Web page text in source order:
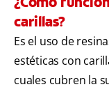
carillas?
Es el uso de
estéticas con
cuales cubren la